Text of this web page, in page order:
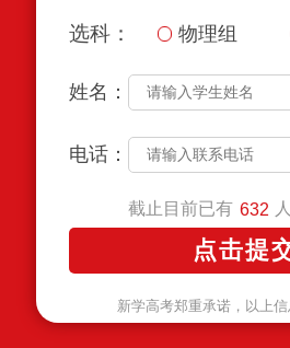
选科： 物理组
姓名：
电话：
截止目前已有 632
新学高考郑重承诺，以上